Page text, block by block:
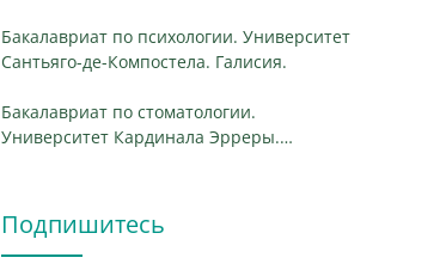
Бакалавриат по психологии. Университет
Сантьяго-де-Компостела. Галисия.
Бакалавриат по стоматологии.
Университет Кардинала Эрреры.
Подпишитесь